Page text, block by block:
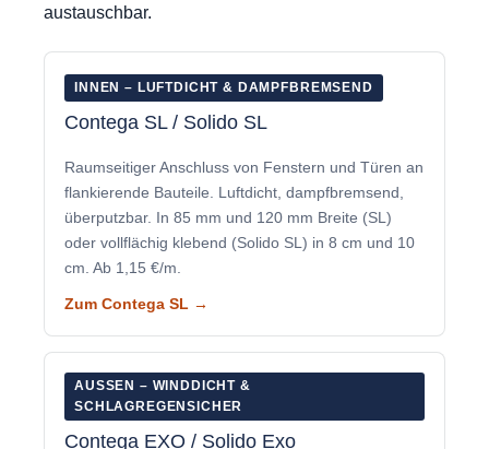
austauschbar.
INNEN – LUFTDICHT & DAMPFBREMSEND
Contega SL / Solido SL
Raumseitiger Anschluss von Fenstern und Türen an
flankierende Bauteile. Luftdicht, dampfbremsend,
überputzbar. In 85 mm und 120 mm Breite (SL)
oder vollflächig klebend (Solido SL) in 8 cm und 10
cm. Ab 1,15 €/m.
Zum Contega SL →
AUSSEN – WINDDICHT & S
CHLAGREGENSICHER
Contega EXO / Solido Exo